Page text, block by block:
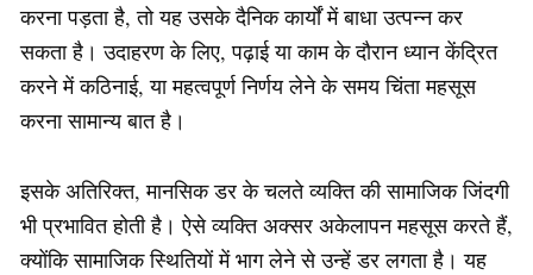
करना पड़ता है, तो यह उसके दैनिक कार्यों में बाधा उत्पन्न कर
सकता है। उदाहरण के लिए, पढ़ाई या काम के दौरान ध्यान केंद्रित
करने में कठिनाई, या महत्वपूर्ण निर्णय लेने के समय चिंता महसूस
करना सामान्य बात है।
इसके अतिरिक्त, मानसिक डर के चलते व्यक्ति की सामाजिक जिंदगी
भी प्रभावित होती है। ऐसे व्यक्ति अक्सर अकेलापन महसूस करते हैं,
क्योंकि सामाजिक स्थितियों में भाग लेने से उन्हें डर लगता है। यह